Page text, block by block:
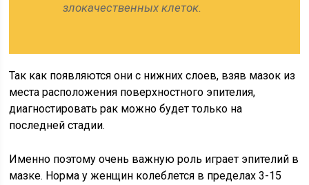
злокачественных клеток.
Так как появляются они с нижних слоев, взяв мазок из
места расположения поверхностного эпителия,
диагностировать рак можно будет только на
последней стадии.
Именно поэтому очень важную роль играет эпителий в
мазке. Норма у женщин колеблется в пределах 3-15